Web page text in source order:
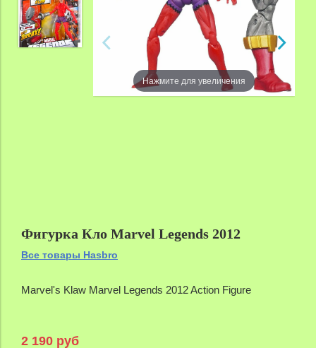
Нажмите для увеличения
Фигурка Кло Marvel Legends 2012
Все товары Hasbro
Marvel's Klaw Marvel Legends 2012 Action Figure
2 190 руб